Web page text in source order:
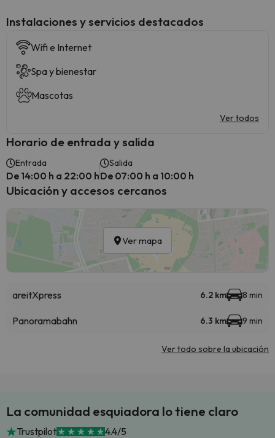
Instalaciones y servicios destacados
Wifi e Internet
Spa y bienestar
Mascotas
Ver todos
Horario de entrada y salida
Entrada
De 14:00 h a 22:00 h
Salida
De 07:00 h a 10:00 h
Ubicación y accesos cercanos
Ver mapa
areitXpress 6.2 km 8 min
Panoramabahn 6.3 km 9 min
Ver todo sobre la ubicación
La comunidad esquiadora lo tiene claro
Trustpilot 4.4/5